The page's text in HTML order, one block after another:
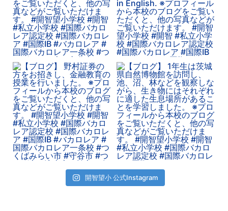
開智望小 公式Instagram